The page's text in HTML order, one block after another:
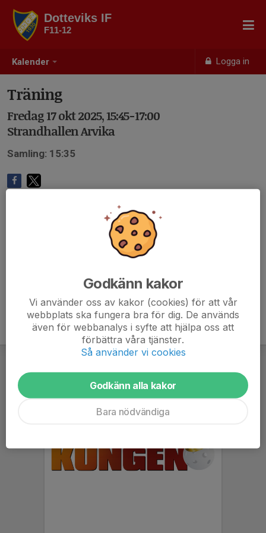
Kalender Logga in
Dotteviks IF
F11-12
Träning
Fredag 17 okt 2025, 15:45-17:00
Strandhallen Arvika
Samling: 15:35
Godkänn kakor
Vi använder oss av kakor (cookies) för att vår
webbplats ska fungera bra för dig. De används
även för webbanalys i syfte att hjälpa oss att
förbättra våra tjänster.
Så använder vi cookies
Godkänn alla kakor
Bara nödvändiga